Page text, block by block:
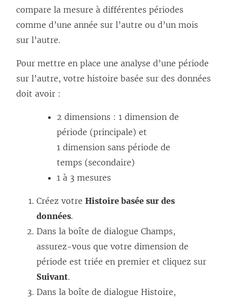
compare la mesure à différentes périodes
comme d’une année sur l’autre ou d’un mois
sur l’autre.
Pour mettre en place une analyse d’une période
sur l’autre, votre histoire basée sur des données
doit avoir :
2 dimensions : 1 dimension de
période (principale) et
1 dimension sans période de
temps (secondaire)
1 à 3 mesures
Créez votre Histoire basée sur des
données.
Dans la boîte de dialogue Champs,
assurez-vous que votre dimension de
période est triée en premier et cliquez sur
Suivant.
Dans la boîte de dialogue Histoire,